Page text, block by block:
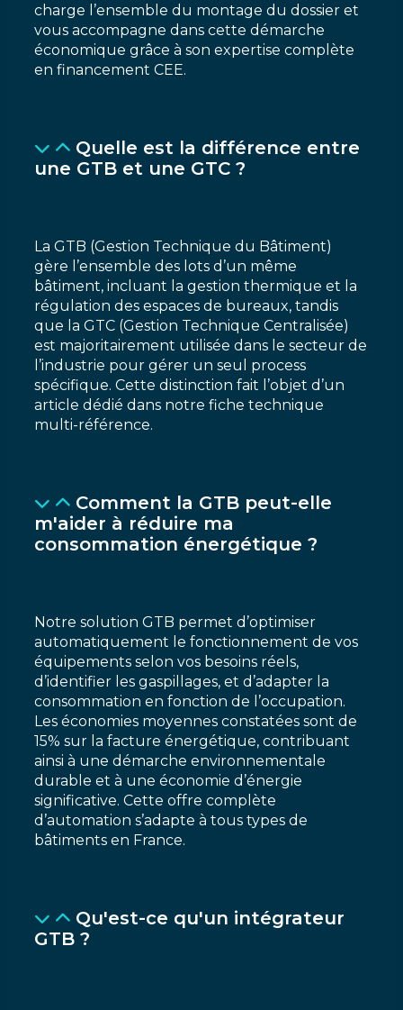
charge l’ensemble du montage du dossier et
vous accompagne dans cette démarche
économique grâce à son expertise complète
en financement CEE.
Quelle est la différence entre
une GTB et une GTC ?
La GTB (Gestion Technique du Bâtiment)
gère l’ensemble des lots d’un même
bâtiment, incluant la gestion thermique et la
régulation des espaces de bureaux, tandis
que la GTC (Gestion Technique Centralisée)
est majoritairement utilisée dans le secteur de
l’industrie pour gérer un seul process
spécifique. Cette distinction fait l’objet d’un
article dédié dans notre fiche technique
multi-référence.
Comment la GTB peut-elle
m'aider à réduire ma
consommation énergétique ?
Notre solution GTB permet d’optimiser
automatiquement le fonctionnement de vos
équipements selon vos besoins réels,
d’identifier les gaspillages, et d’adapter la
consommation en fonction de l’occupation.
Les économies moyennes constatées sont de
15% sur la facture énergétique, contribuant
ainsi à une démarche environnementale
durable et à une économie d’énergie
significative. Cette offre complète
d’automation s’adapte à tous types de
bâtiments en France.
Qu'est-ce qu'un intégrateur
GTB ?